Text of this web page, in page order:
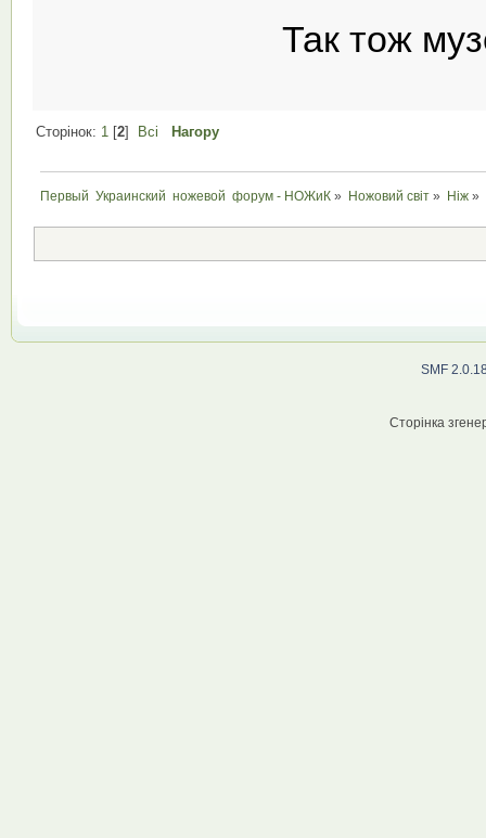
Так тож
Сторінок: 1 [2] Всі Нагору
Первый  Украинский  ножевой  форум - НОЖиК » Ножовий світ » Ніж »
SMF
Сторінка